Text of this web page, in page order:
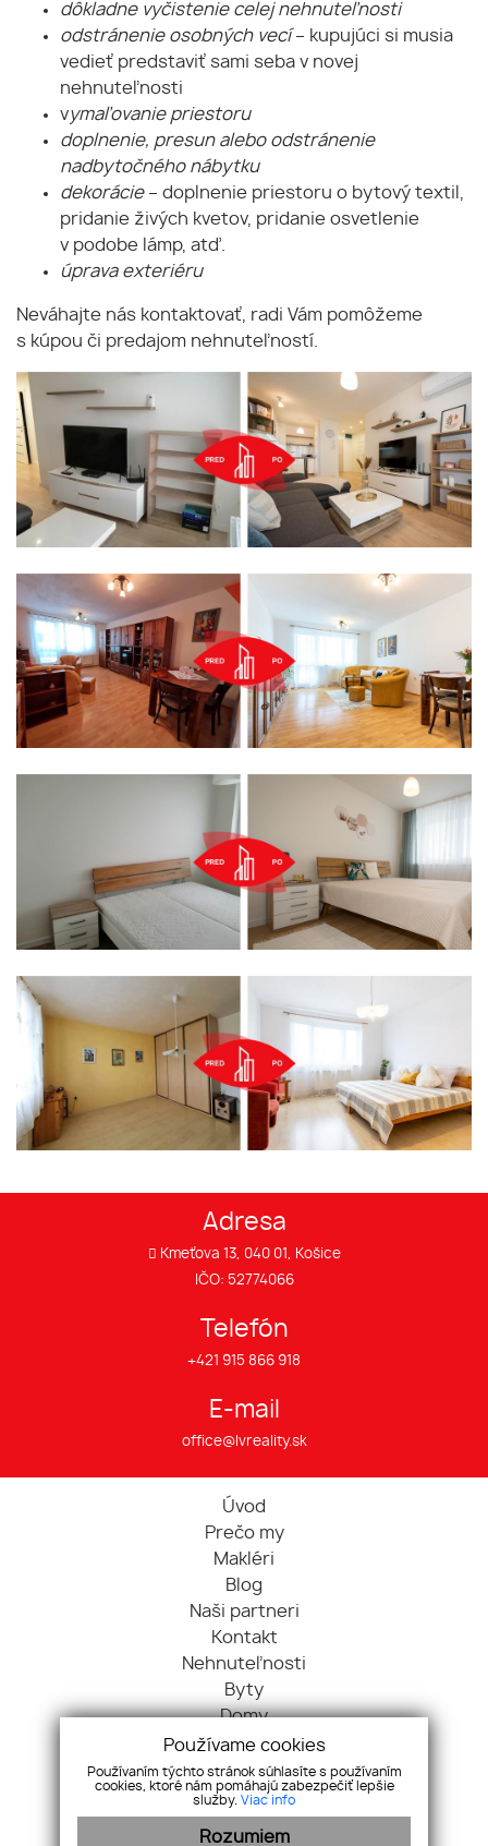
dôkladne vyčistenie celej nehnuteľnosti
odstránenie osobných vecí – kupujúci si musia
vedieť predstaviť sami seba v novej
nehnuteľnosti
vymaľovanie priestoru
doplnenie, presun alebo odstránenie
nadbytočného nábytku
dekorácie– doplnenie priestoru o bytový textil,
pridanie živých kvetov, pridanie osvetlenie
v podobe lámp, atď.
úprava exteriéru
Neváhajte nás kontaktovať, radi Vám pomôžeme
s kúpou či predajom nehnuteľností.
Adresa
Kmeťova 13, 040 01, Košice
IČO: 52774066
Telefón
+421 915 866 918
E-mail
office@lvreality.sk
Úvod
Prečo my
Makléri
Blog
Naši partneri
Kontakt
Nehnuteľnosti
Byty
Domy
Pozemky
Objekty
Priestory
Používame cookies
Používaním týchto stránok súhlasíte s používaním
cookies, ktoré nám pomáhajú zabezpečiť lepšie
služby. Viac info
Rozumiem